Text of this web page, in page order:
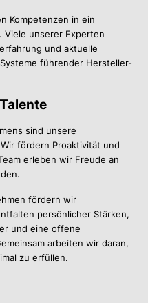
Kompetenzen in ein
Viele unserer Experten
und aktuelle
führender Hersteller-
sind unsere
fördern Proaktivität und
erleben wir Freude an
fördern wir
persönlicher Stärken,
und eine offene
arbeiten wir daran,
zu erfüllen.